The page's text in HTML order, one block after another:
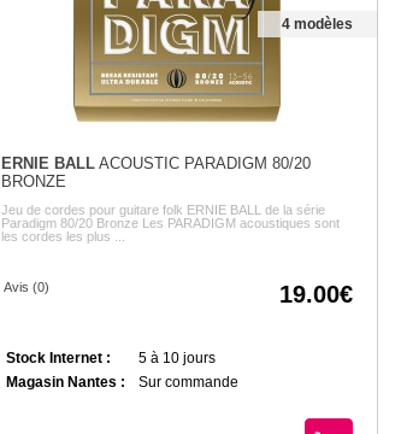
4 modèles
ERNIE BALLACOUSTIC PARADIGM 80/20
BRONZE
Jeu de cordes pour guitare folk ERNIE BALL de la série
Paradigm 80/20 Bronze Les PARADIGM acoustiques sont
les cordes les plus ...
Avis (0) 19.00
Stock Internet :
5 à 10 jours
Magasin Nantes :
Sur commande